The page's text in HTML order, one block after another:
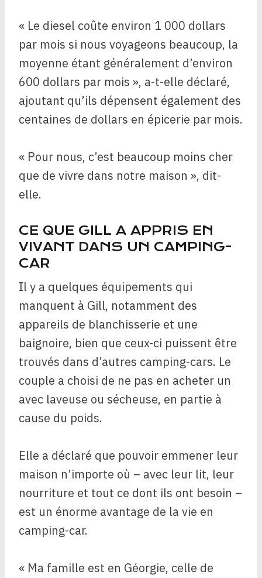
« Le diesel coûte environ 1 000 dollars
par mois si nous voyageons beaucoup, la
moyenne étant généralement d’environ
600 dollars par mois », a-t-elle déclaré,
ajoutant qu’ils dépensent également des
centaines de dollars en épicerie par mois.
« Pour nous, c’est beaucoup moins cher
que de vivre dans notre maison », dit-
elle.
CE QUE GILL A APPRIS EN
VIVANT DANS UN CAMPING-
CAR
Il y a quelques équipements qui
manquent à Gill, notamment des
appareils de blanchisserie et une
baignoire, bien que ceux-ci puissent être
trouvés dans d’autres camping-cars. Le
couple a choisi de ne pas en acheter un
avec laveuse ou sécheuse, en partie à
cause du poids.
Elle a déclaré que pouvoir emmener leur
maison n’importe où – avec leur lit, leur
nourriture et tout ce dont ils ont besoin –
est un énorme avantage de la vie en
camping-car.
« Ma famille est en Géorgie, celle de